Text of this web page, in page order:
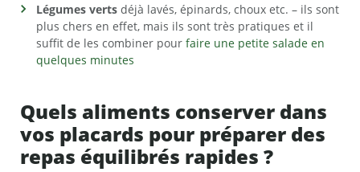
Légumes verts déjà lavés, épinards, choux etc. – ils sont
plus chers en effet, mais ils sont très pratiques et il
suffit de les combiner pour faire une petite salade en
quelques minutes
Quels aliments conserver dans
vos placards pour préparer des
repas équilibrés rapides ?